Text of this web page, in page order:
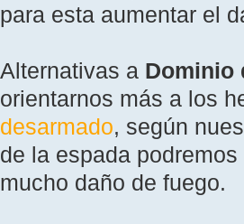
para esta aumentar el
Alternativas a Dominio
orientarnos más a los
desarmado, según
de la espada
mucho daño de fuego.